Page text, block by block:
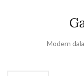
Modern